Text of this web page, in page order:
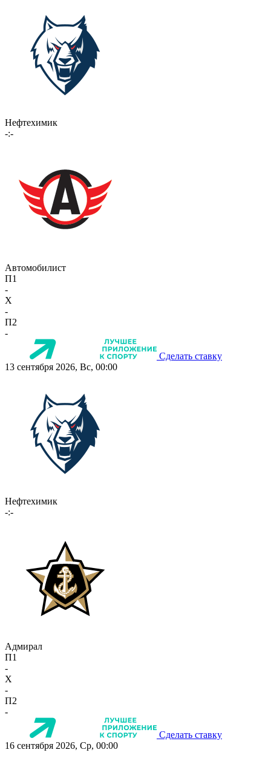
Нефтехимик
-:-
Автомобилист
П1
-
X
-
П2
-
Сделать ставку
13 сентября 2026, Вс, 00:00
Нефтехимик
-:-
Адмирал
П1
-
X
-
П2
-
Сделать ставку
16 сентября 2026, Ср, 00:00